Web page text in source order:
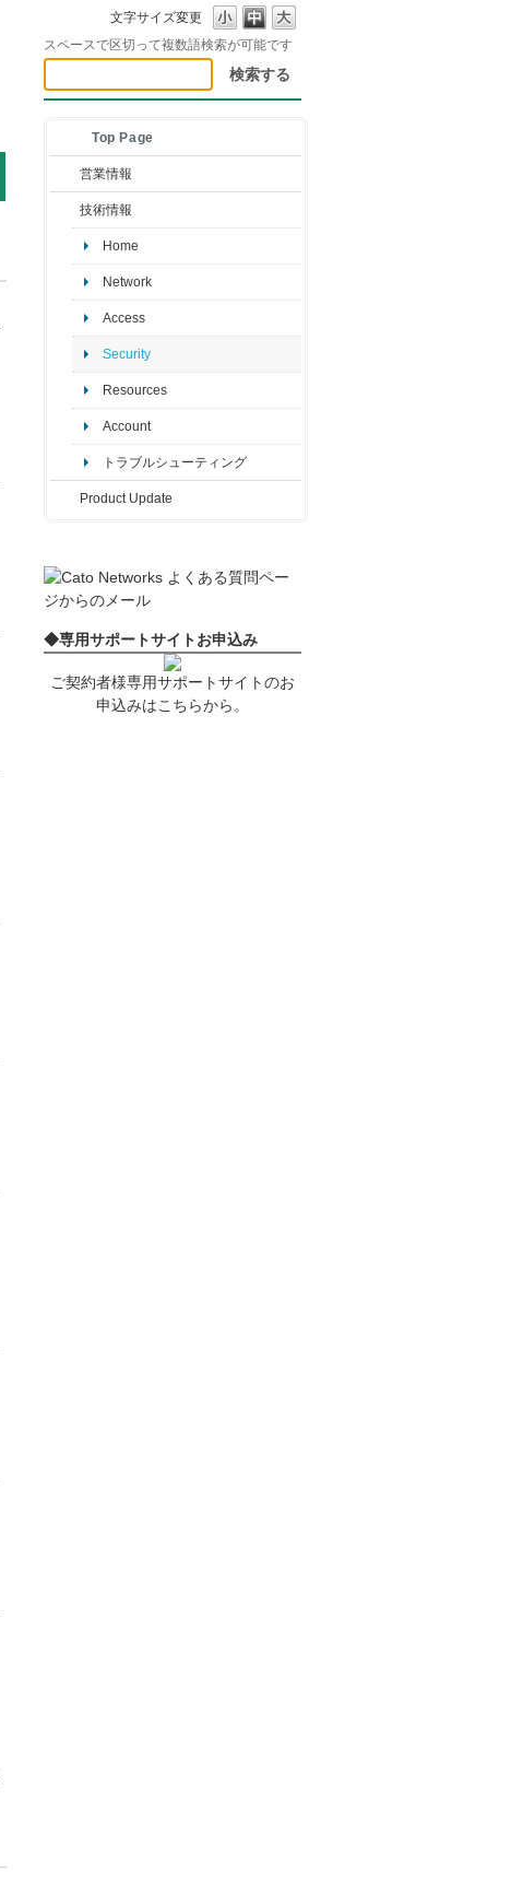
文字サイズ変更
スペースで区切って複数語検索が可能です
Top Page
営業情報
技術情報
Home
Network
Access
Security
Resources
Account
トラブルシューティング
Product Update
◆専用サポートサイトお申込み
ご契約者様専用サポートサイトのお
申込みはこちらから。